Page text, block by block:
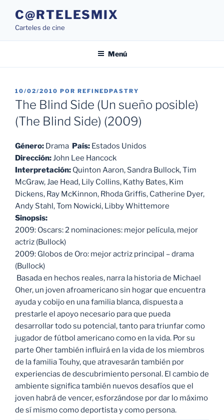
contenido
C@RTELESMIX
Carteles de cine
Menú
PUBLICADO
EL
10/02/2010 POR REFINEDPASTRY
The Blind Side (Un sueño posible)
(The Blind Side) (2009)
Género: Drama País: Estados Unidos
Dirección:John Lee Hancock
Interpretación: Quinton Aaron, Sandra Bullock, Tim
McGraw, Jae Head, Lily Collins, Kathy Bates, Kim
Dickens, Ray McKinnon, Rhoda Griffis, Catherine Dyer,
Andy Stahl, Tom Nowicki, Libby Whittemore
Sinopsis:
2009: Oscars: 2 nominaciones: mejor película, mejor
actriz (Bullock)
2009: Globos de Oro: mejor actriz principal – drama
(Bullock)
Basada en hechos reales, narra la historia de Michael
Oher, un joven afroamericano sin hogar que encuentra
ayuda y cobijo en una familia blanca, dispuesta a
prestarle el apoyo necesario para que pueda
desarrollar todo su potencial, tanto para triunfar como
jugador de fútbol americano como en la vida. Por su
parte Oher también influirá en la vida de los miembros
de la familia Touhy, que atravesarán también por
experiencias de descubrimiento personal. El cambio de
ambiente significa también nuevos desafíos que el
joven habrá de vencer, esforzándose por dar lo máximo
de sí mismo como deportista y como persona.